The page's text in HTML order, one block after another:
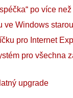
po více
ve Windows
pro Internet
pro všechna
upgrade